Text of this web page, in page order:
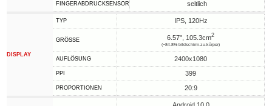
FINGERABDRUCKSENSOR seitlich
DISPLAY
TYP IPS, 120Hz
GRÖSSE 6.57", 105.3cm2
(~84.8% bildschirm-zu-körper)
AUFLÖSUNG 2400x1080
PPI 399
PROPORTIONEN 20:9